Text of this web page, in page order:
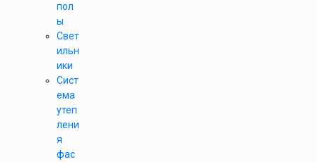
пол
ы
Свет
ильн
ики
Сист
ема
утеп
лени
я
фас